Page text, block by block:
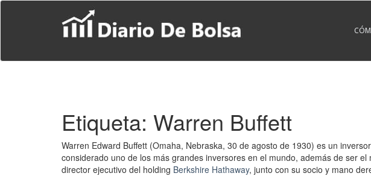
S
Etiqueta: Warren Buffett
Warren Edward Buffett (Omaha, Nebraska, 30 de agosto de 1930) es un
considerado uno de los más grandes inversores en el mundo,​ además de ser
director ejecutivo del holding Berkshire Hathaway, junto con su socio y mano